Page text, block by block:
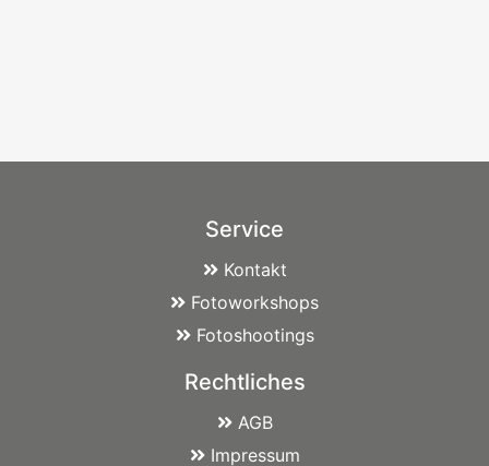
Service
Kontakt
Fotoworkshops
Fotoshootings
Rechtliches
AGB
Impressum